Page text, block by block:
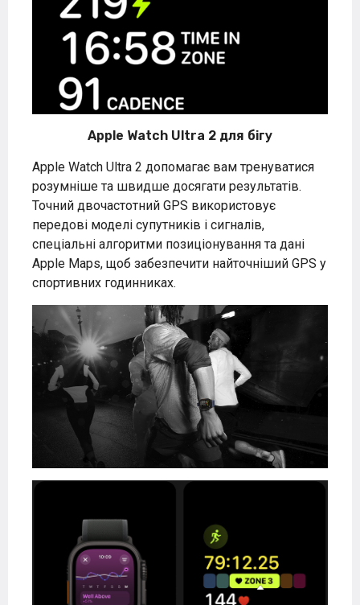
Apple Watch Ultra 2 для бігу
Apple Watch Ultra 2 допомагає вам тренуватися
розумніше та швидше досягати результатів.
Точний двочастотний GPS використовує
передові моделі супутників і сигналів,
спеціальні алгоритми позиціонування та дані
Apple Maps, щоб забезпечити найточніший GPS у
спортивних годинниках.